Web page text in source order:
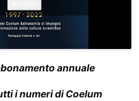
annuale
i numeri di Coelum